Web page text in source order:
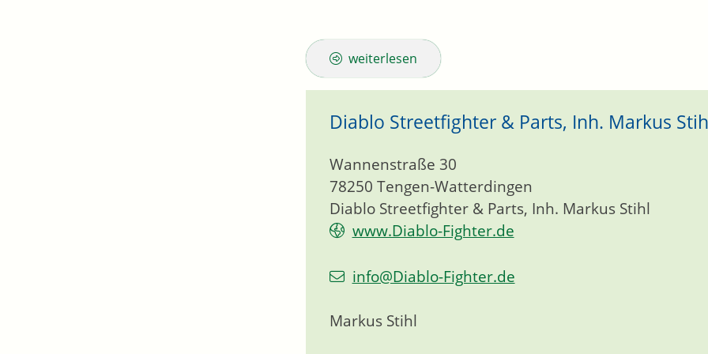
weiterlesen
Diablo Streetfighter & Parts, Inh. Markus
Diablo Streetfighter & Parts, Inh. Markus Stihl
Wannenstraße 30
78250 Tengen-Watterdingen
www.Diablo-Fighter.de
info@Diablo-Fighter.de
Markus Stihl